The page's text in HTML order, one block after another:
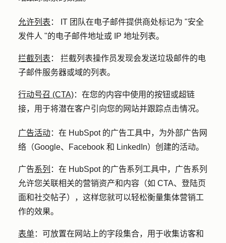
允许列表 ：
IT 团队在电子邮件提供商处标记为 "安全
发件人 "的电子邮件地址或 IP 地址列表。
拦截列表 ： 拦截列表操作员发现会发送垃圾邮件的电
子邮件服务器或域的列表。
行动号召 (CTA)： 在您的内容中使用的按钮或超链
接，用于将潜在客户引向您的网站并跟踪点击情况。
广告活动： 在 HubSpot 的广告工具中，为外部广告网
络（Google、Facebook 和 LinkedIn）创建的活动。
广告系列 ： 在 HubSpot 的广告系列工具中，广告系列
允许您关联相关的营销资产和内容（如 CTA、登陆页
面和社交帖子），这样您就可以轻松衡量集体营销工
作的效果。
表单： 可放置在网站上的字段集合，用于收集访客和